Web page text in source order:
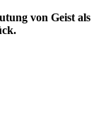
von Geist als